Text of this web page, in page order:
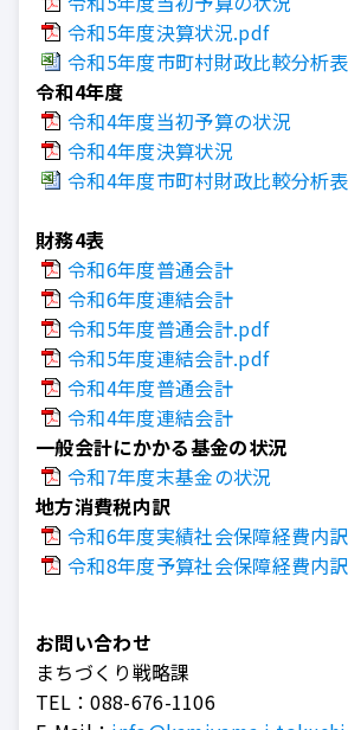
令和5年度決算状況.pdf
令和5年度市町村財政比較分析
令和4年度
令和4年度当初予算の状況
令和4年度決算状況
令和4年度市町村財政比較分析
財務4表
令和6年度普通会計
令和6年度連結会計
令和5年度普通会計.pdf
令和5年度連結会計.pdf
令和4年度普通会計
令和4年度連結会計
一般会計にかかる基金の状況
令和7年度末基金の状況
地方消費税内訳
令和6年度実績社会保障経費内
令和8年度予算社会保障経費内
お問い合わせ
まちづくり戦略課
TEL：088-676-1106